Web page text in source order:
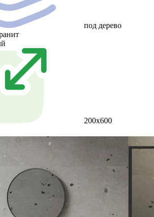
под дерево
200х600